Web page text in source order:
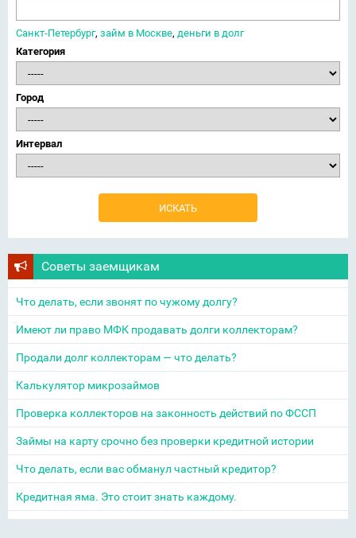
Санкт-Петербург, займ в Москве, деньги в долг
Категория
Город
Интервал
Советы заемщикам
Что делать, если звонят по чужому долгу?
Имеют ли право МФК продавать долги коллекторам?
Продали долг коллекторам — что делать?
Калькулятор микрозаймов
Проверка коллекторов на законность действий по ФССП
Займы на карту срочно без проверки кредитной истории
Что делать, если вас обманул частный кредитор?
Кредитная яма. Это стоит знать каждому.